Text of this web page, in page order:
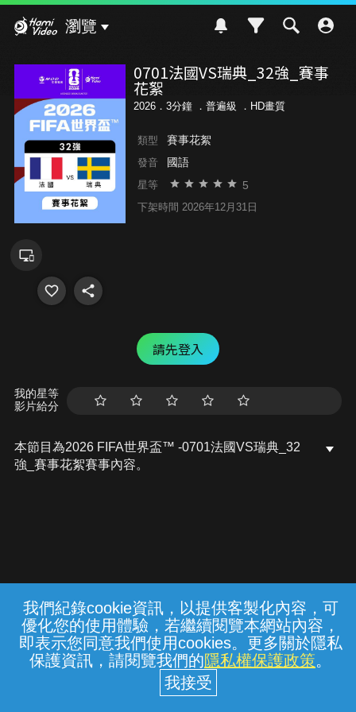
我們紀錄cookie資訊，以提供客製化內容，可
優化您的使用體驗，若繼續閱覽本網站內容，
即表示您同意我們使用cookies。更多關於隱私
保護資訊，請閱覽我們的隱私權保護政策。
瀏覽
0701法國VS瑞典_32強_賽事
花絮
2026．3分鐘 ． 普遍級 ．HD畫質
類型 賽事花絮
發音 國語
星等 5
下架時間 2026年12月31日
請先登入
我的星等
影片給分
本節目為2026 FIFA世界盃™ -0701法國VS瑞典_32
強_賽事花絮賽事內容。
常見問題 線上客服 服務條款 隱私權保護
中華電信股份有限公司個人家庭分公司
(統一編號：96979949) © 2026
{{notifyMsg}}